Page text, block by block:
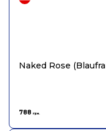
Naked Rose
788 грн.